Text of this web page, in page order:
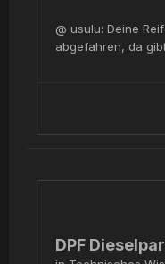
@ usulu: Deine
abgefahren, da
DPF